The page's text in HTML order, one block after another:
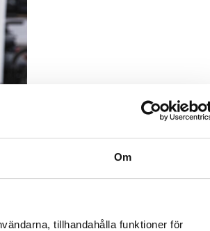
Om
tillhandahålla funktioner för